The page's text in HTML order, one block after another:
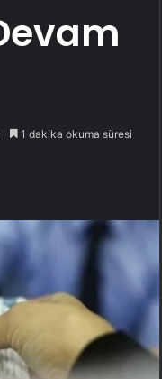
1 dakika okuma süresi